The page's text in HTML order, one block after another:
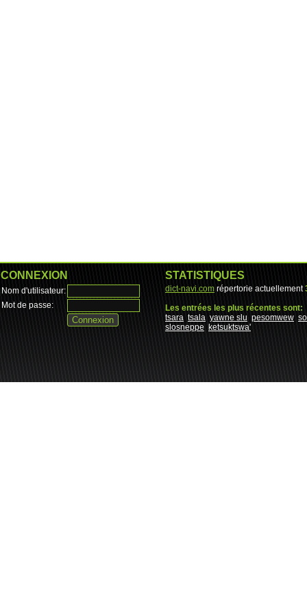
CONNEXION
Nom d'utilisateur:
Mot de passe:
STATISTIQUES
dict-navi.com répertorie actuellement
Les entrées les plus récentes sont:
tsara tsala yawne slu pesomwew
slosneppe
ketsuktswa'